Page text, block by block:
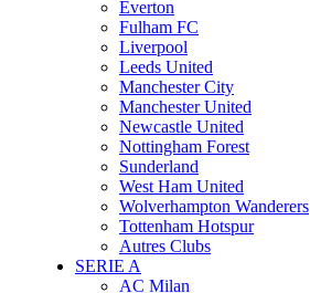
Everton
Fulham FC
Liverpool
Leeds United
Manchester City
Manchester United
Newcastle United
Nottingham Forest
Sunderland
West Ham United
Wolverhampton Wanderers
Tottenham Hotspur
Autres Clubs
SERIE A
AC Milan